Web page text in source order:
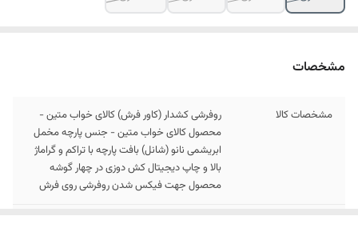
مشخصات
مشخصات کالا
روفرشی کشدار (کاور فرش) کالای خواب متین -
محصول کالای خواب متین - جنس پارچه مخمل
ابریشمی نانو (شانل) بافت پارچه با تراکم و گراماژ
بالا و چاپ دیجیتال کش دوزی در چهار گوشه
محصول جهت فیکس شدن روفرشی روی فرش